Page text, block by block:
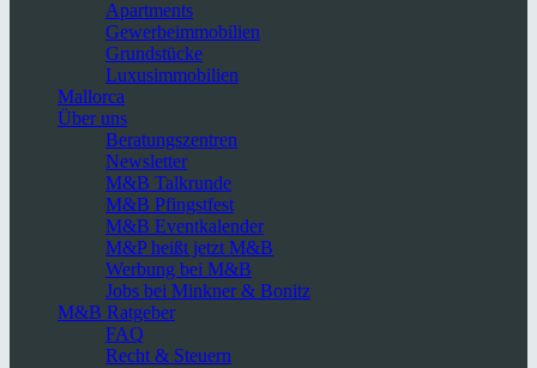
Apartments
Gewerbeimmobilien
Grundstücke
Luxusimmobilien
Mallorca
Über uns
Beratungszentren
Newsletter
M&B Talkrunde
M&B Pfingstfest
M&B Eventkalender
M&P heißt jetzt M&B
Werbung bei M&B
Jobs bei Minkner & Bonitz
M&B Ratgeber
FAQ
Recht & Steuern